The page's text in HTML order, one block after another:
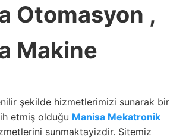
Otomasyon ,
Makine
şekilde hizmetlerimizi sunarak bir
etmiş olduğu Manisa Mekatronik
sunmaktayizdir. Sitemiz